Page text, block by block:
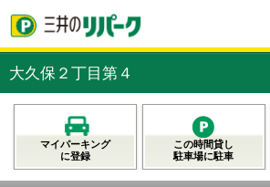
大久保２丁目第４
マイパーキング
に登録
この時間貸し
駐車場に駐車